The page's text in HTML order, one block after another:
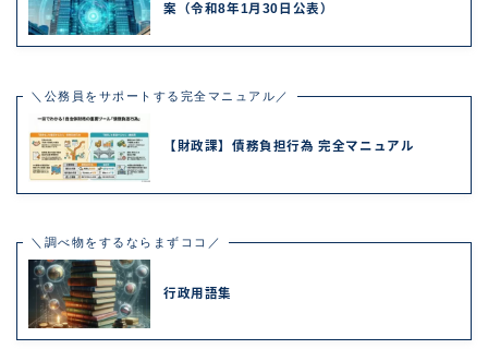
案（令和8年1月30日公表）
＼公務員をサポートする完全マニュアル／
【財政課】債務負担行為 完全マニュアル
＼調べ物をするならまずココ／
行政用語集